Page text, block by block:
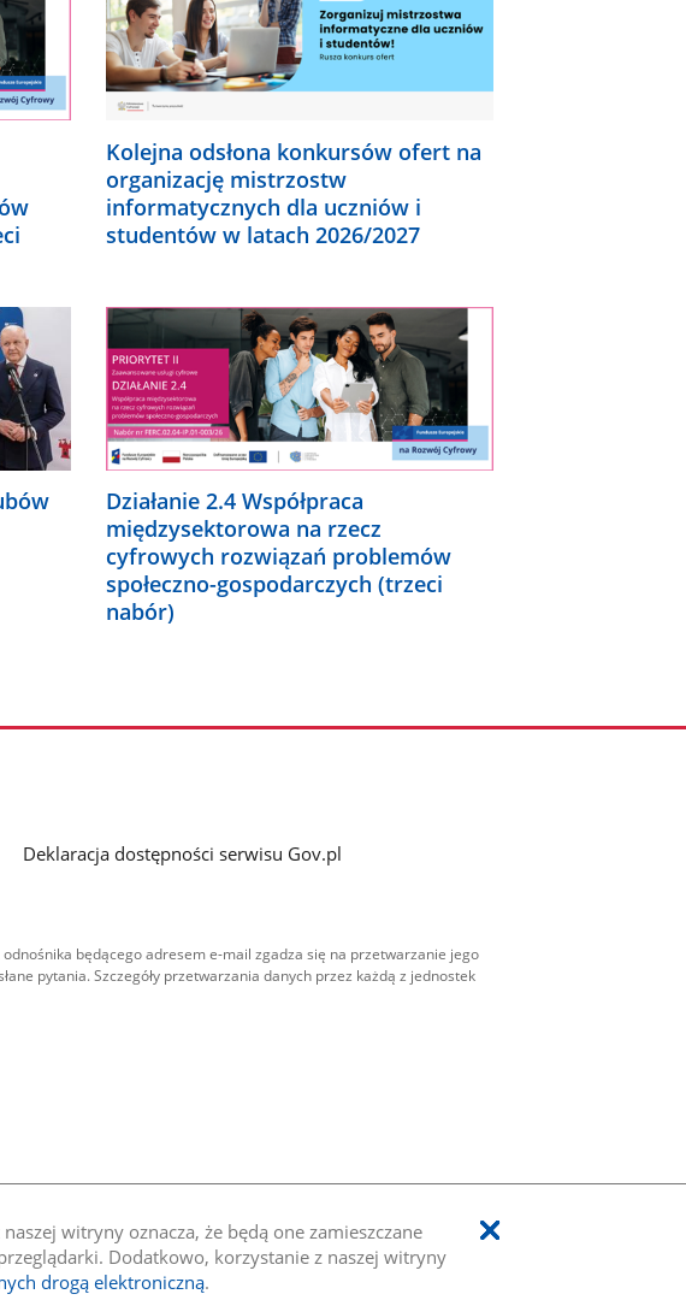
witryny oznacza, że będą one zamieszczane
Dodatkowo, korzystanie z naszej witryny
drogą elektroniczną.
Kolejna odsłona konkursów ofert na
organizację mistrzostw
informatycznych dla uczniów i
studentów w latach 2026/2027
Działanie 2.4 Współpraca
międzysektorowa na rzecz
cyfrowych rozwiązań problemów
społeczno-gospodarczych (trzeci
nabór)
Deklaracja dostępności serwisu Gov.pl
będącego adresem e-mail zgadza się na przetwarzanie jego
pytania. Szczegóły przetwarzania danych przez każdą z jednostek